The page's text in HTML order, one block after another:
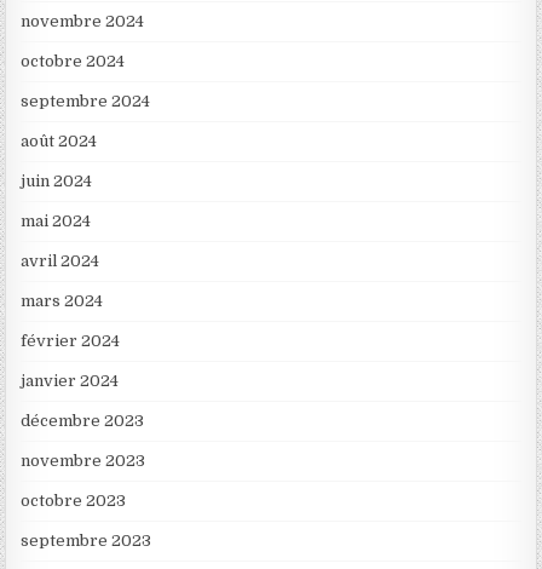
novembre 2024
octobre 2024
septembre 2024
août 2024
juin 2024
mai 2024
avril 2024
mars 2024
février 2024
janvier 2024
décembre 2023
novembre 2023
octobre 2023
septembre 2023